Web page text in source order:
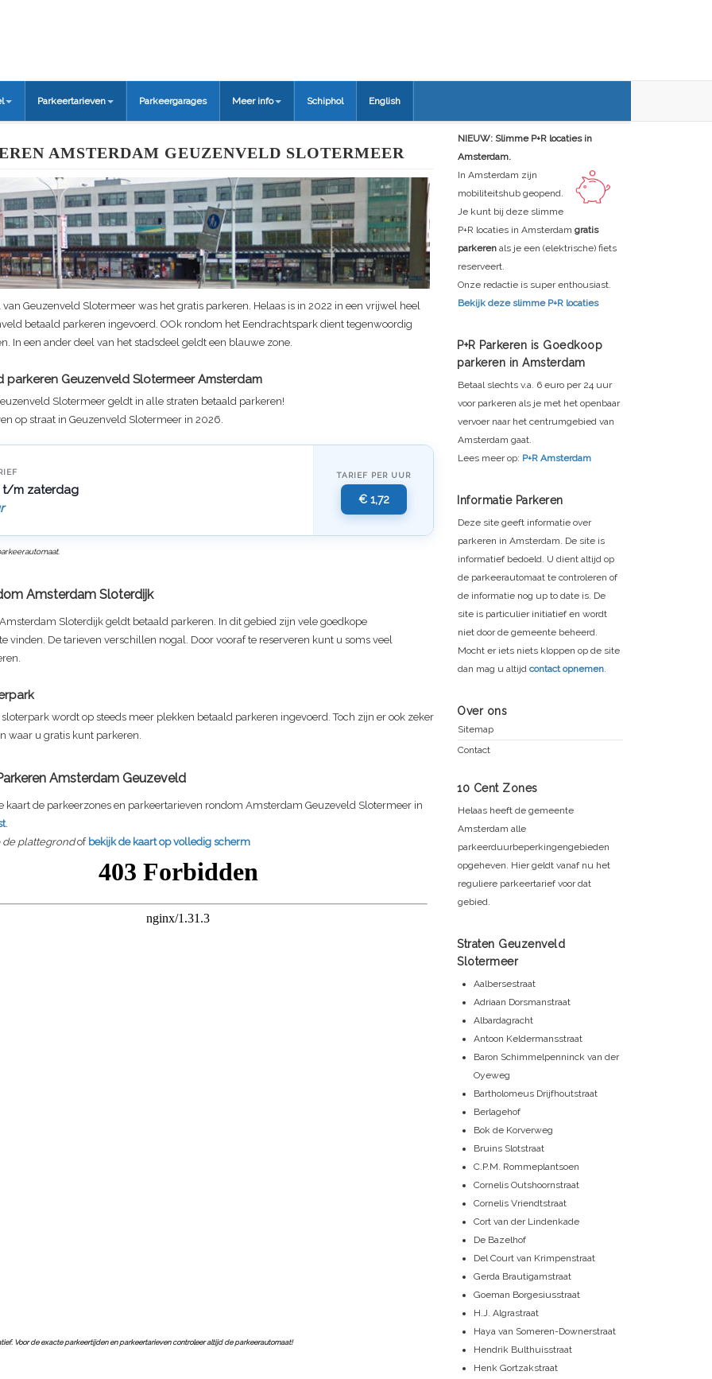
Parkeertarieven Parkeergarages Meer info Schiphol English
AMSTERDAM GEUZENVELD SLOTERMEER
van Geuzenveld Slotermeer was het gratis parkeren. Helaas is in 2022 in een vrijwel heel
betaald parkeren ingevoerd. OOk rondom het Eendrachtspark dient tegenwoordig
In een ander deel van het stadsdeel geldt een blauwe zone.
parkeren Geuzenveld SlotermeerAmsterdam
Slotermeer geldt in alle straten betaald parkeren!
op straat in Geuzenveld Slotermeer in 2026.
t/m zaterdag
TARIEF PER UUR
€ 1,72
Amsterdam Sloterdijk
Sloterdijk geldt betaald parkeren. In dit gebied zijn vele goedkope
vinden. De tarieven verschillen nogal. Door vooraf te reserveren kunt u soms veel
wordt op steeds meer plekken betaald parkeren ingevoerd. Toch zijn er ook zeker
waar u gratis kunt parkeren.
Amsterdam Geuzeveld
kaart de parkeerzones en parkeertarieven rondom Amsterdam Geuzeveld Slotermeer in
.
de plattegrondof bekijk de kaart op volledig scherm
Voor de exacte parkeertijden en parkeertarieven controleer altijd de parkeerautomaat!
NIEUW: Slimme P+R locaties in
Amsterdam.
In Amsterdam zijn
mobiliteitshub geopend.
Je kunt bij deze slimme
P+R locaties in Amsterdam gratis
parkeren als je een (elektrische) fiets
reserveert.
Onze redactie is super enthousiast.
Bekijk deze slimme P+R locaties
P+R Parkeren is Goedkoop
parkeren in Amsterdam
Betaal slechts v.a. 6 euro per 24 uur
voor parkeren als je met het openbaar
vervoer naar het centrumgebied van
Amsterdam gaat.
Lees meer op: P+R Amsterdam
Informatie Parkeren
Deze site geeft informatie over
parkeren in Amsterdam. De site is
informatief bedoeld. U dient altijd op
de parkeerautomaat te controleren of
de informatie nog up to date is. De
site is particulier initiatief en wordt
niet door de gemeente beheerd.
Mocht er iets niets kloppen op de site
dan mag u altijd contact opnemen.
Over ons
Sitemap
Contact
10 Cent Zones
Helaas heeft de gemeente
Amsterdam alle
parkeerduurbeperkingengebieden
opgeheven. Hier geldt vanaf nu het
reguliere parkeertarief voor dat
gebied.
Straten Geuzenveld
Slotermeer
Aalbersestraat
Adriaan Dorsmanstraat
Albardagracht
Antoon Keldermansstraat
Baron Schimmelpenninck van der
Oyeweg
Bartholomeus Drijfhoutstraat
Berlagehof
Bok de Korverweg
Bruins Slotstraat
C.P.M. Rommeplantsoen
Cornelis Outshoornstraat
Cornelis Vriendtstraat
Cort van der Lindenkade
De Bazelhof
Del Court van Krimpenstraat
Gerda Brautigamstraat
Goeman Borgesiusstraat
H.J. Algrastraat
Haya van Someren-Downerstraat
Hendrik Bulthuisstraat
Henk Gortzakstraat